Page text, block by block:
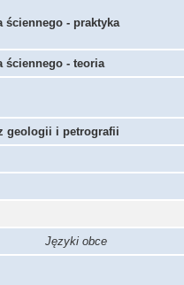
ściennego - praktyka
ściennego - teoria
geologii i petrografii
Języki obce